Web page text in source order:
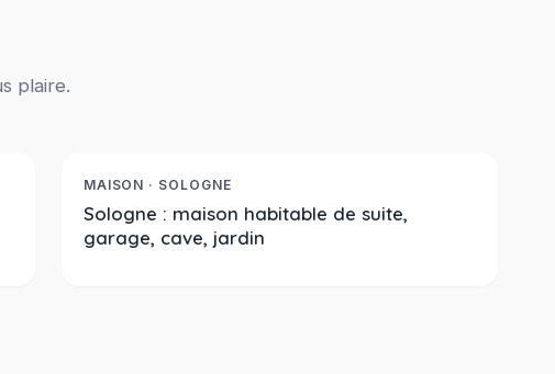
plaire.
À LA VENTE
MAISON · SOLOGNE
Sologne : maison habitable de suite,
garage, cave, jardin